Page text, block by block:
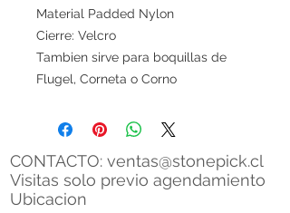
Material Padded Nylon
Cierre: Velcro
Tambien sirve para boquillas de
Flugel, Corneta o Corno
CONTACTO: ventas@stonepick.cl
Visitas solo previo agendamiento
Ubicacion